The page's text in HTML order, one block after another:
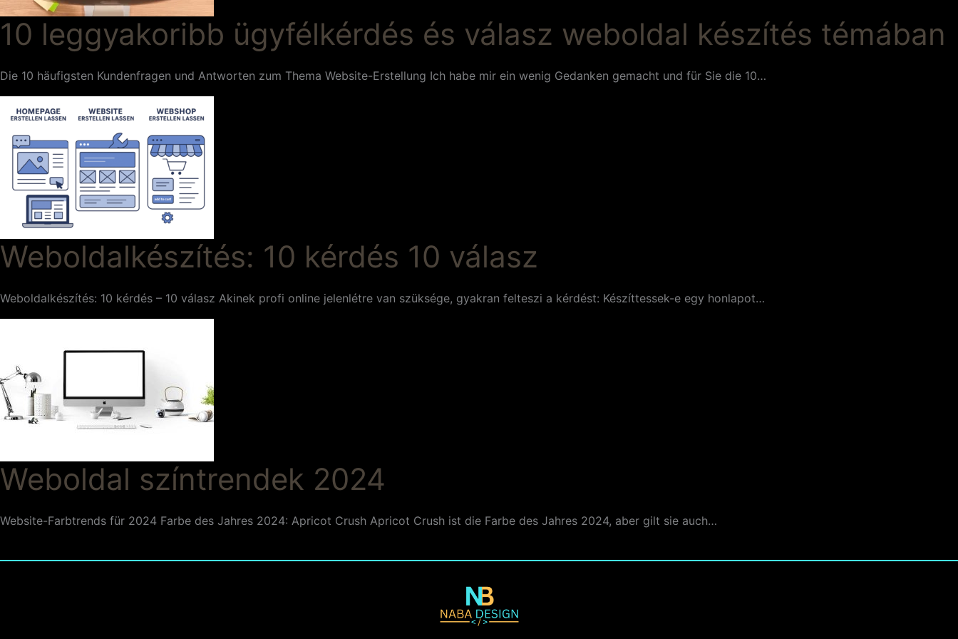
10 leggyakoribb ügyfélkérdés és válasz weboldal készítés témában
Die 10 häufigsten Kundenfragen und Antworten zum Thema Website-Erstellung Ich habe mir ein wenig Gedanken gemacht und für Sie die 10…
Weboldalkészítés: 10 kérdés 10 válasz
Weboldalkészítés: 10 kérdés – 10 válasz Akinek profi online jelenlétre van szüksége, gyakran felteszi a kérdést: Készíttessek-e egy honlapot…
Weboldal színtrendek 2024
Website-Farbtrends für 2024 Farbe des Jahres 2024: Apricot Crush Apricot Crush ist die Farbe des Jahres 2024, aber gilt sie auch…